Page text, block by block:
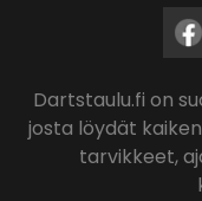
Dartstaulu.fi on
josta löydät
tarvikkeet,